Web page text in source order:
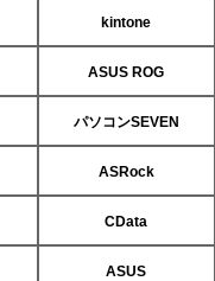
kintone
ASUS ROG
パソコンSEVEN
ASRock
CData
ASUS